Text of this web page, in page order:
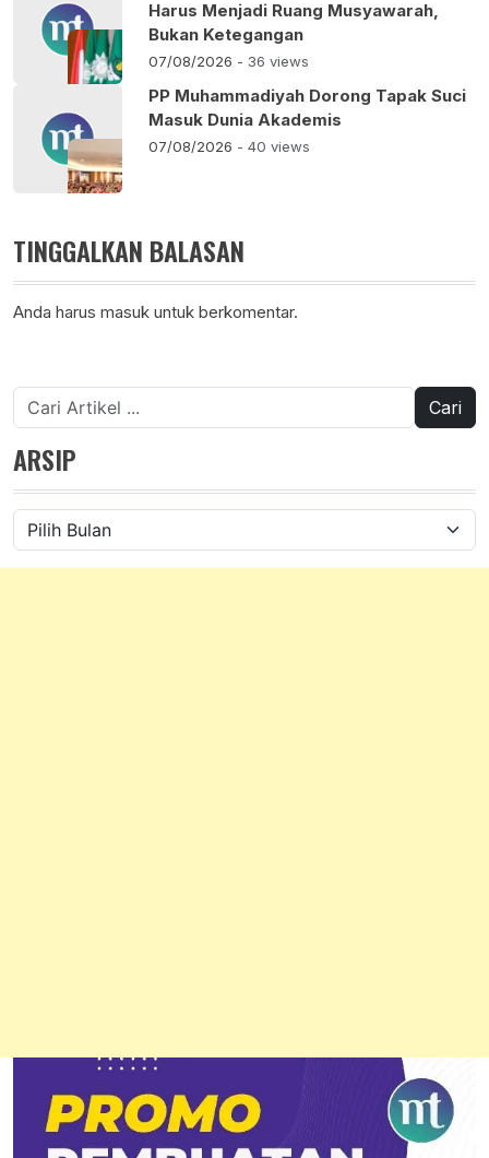
Harus Menjadi Ruang Musyawarah,
Bukan Ketegangan
07/08/2026 - 36 views
PP Muhammadiyah Dorong Tapak Suci
Masuk Dunia Akademis
07/08/2026 - 40 views
TINGGALKAN BALASAN
Anda harus masuk untuk berkomentar.
Cari
untuk:
ARSIP
Arsip